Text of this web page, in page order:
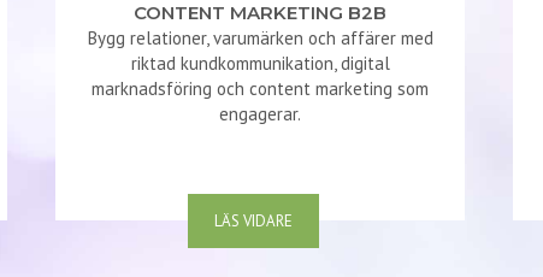
CONTENT MARKETING B2B
Bygg relationer, varumärken och affärer med
riktad kundkommunikation, digital
marknadsföring och content marketing som
engagerar.
LÄS VIDARE